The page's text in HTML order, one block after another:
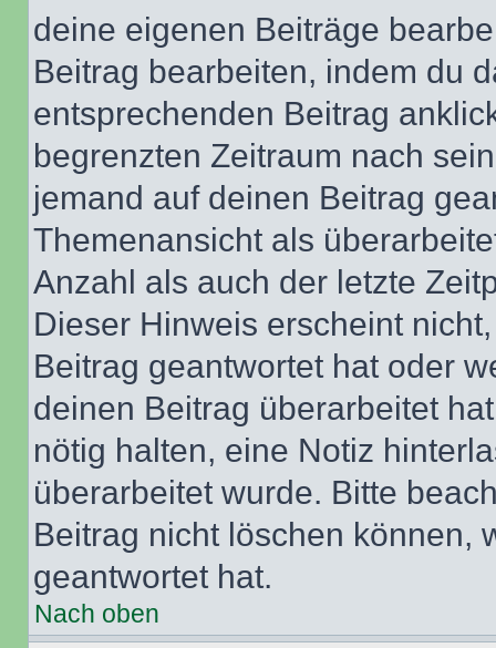
deine eigenen Beiträge
Beitrag bearbeiten, indem du
entsprechenden Beitrag
begrenzten Zeitraum nach
jemand auf deinen Beitrag
Themenansicht als
Anzahl als auch der letzte
Dieser Hinweis erscheint
Beitrag geantwortet hat oder
deinen Beitrag überarbeitet
nötig halten, eine Notiz
überarbeitet wurde. Bitte
Beitrag nicht löschen können,
geantwortet hat.
Nach oben